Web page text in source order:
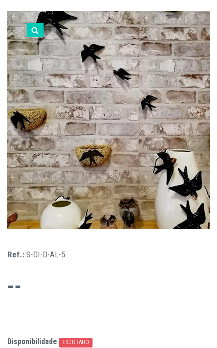
Ref.: S-DI-D-AL-5
--
Disponibilidade ESGOTADO